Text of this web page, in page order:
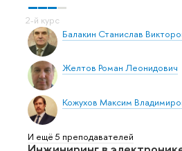
Балакин Станислав
Желтов Роман Леонидович
Кожухов Максим
И ещё 5 преподавателей